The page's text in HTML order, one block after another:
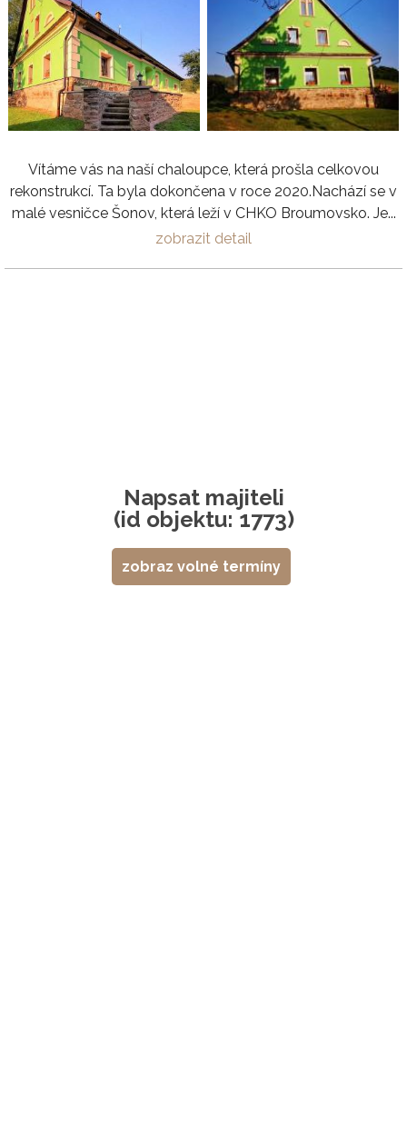
Vítáme vás na naší chaloupce, která prošla celkovou
rekonstrukcí. Ta byla dokončena v roce 2020.Nachází se v
malé vesničce Šonov, která leží v CHKO Broumovsko. Je...
zobrazit detail
Napsat majiteli
(id objektu: 1773)
zobraz volné termíny